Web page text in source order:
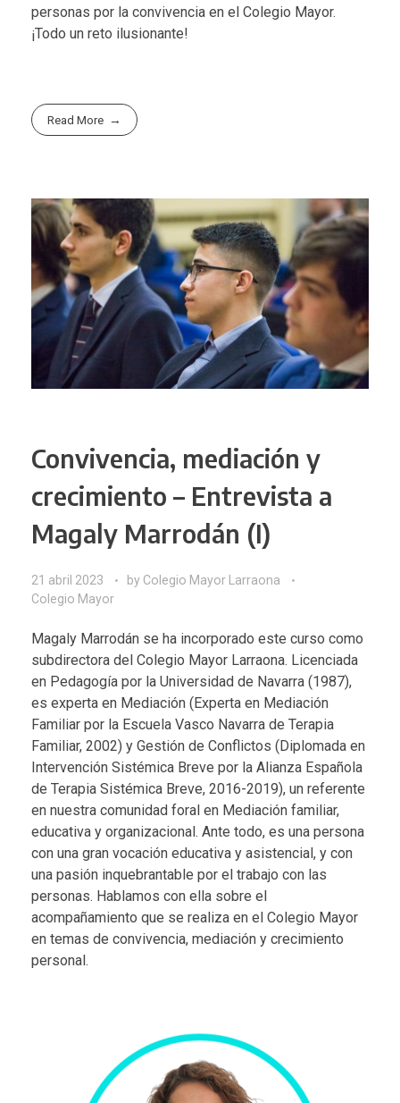
personas por la convivencia en el Colegio Mayor.
¡Todo un reto ilusionante!
Read More
Convivencia, mediación y
crecimiento – Entrevista a
Magaly Marrodán (I)
21 abril 2023 by Colegio Mayor Larraona
Colegio Mayor
Magaly Marrodán se ha incorporado este curso como
subdirectora del Colegio Mayor Larraona. Licenciada
en Pedagogía por la Universidad de Navarra (1987),
es experta en Mediación (Experta en Mediación
Familiar por la Escuela Vasco Navarra de Terapia
Familiar, 2002) y Gestión de Conflictos (Diplomada en
Intervención Sistémica Breve por la Alianza Española
de Terapia Sistémica Breve, 2016-2019), un referente
en nuestra comunidad foral en Mediación familiar,
educativa y organizacional. Ante todo, es una persona
con una gran vocación educativa y asistencial, y con
una pasión inquebrantable por el trabajo con las
personas. Hablamos con ella sobre el
acompañamiento que se realiza en el Colegio Mayor
en temas de convivencia, mediación y crecimiento
personal.